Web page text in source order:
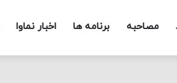
مصاحبه برنامه ها اخبار نماوا